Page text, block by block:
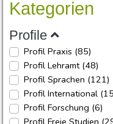
Kategorien
Profile
Profil Praxis (85)
Profil Lehramt (48)
Profil Sprachen (121)
Profil International
Profil Forschung (6)